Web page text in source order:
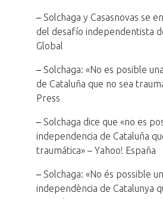
– Solchaga y Casasnovas se
del desafío independentista
Global
– Solchaga: «No es posible
de Cataluña que no sea
Press
– Solchaga dice que «no es
independencia de Cataluña
traumática» – Yahoo! España
– Solchaga: «No és possible
independència de Catalunya